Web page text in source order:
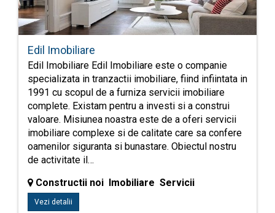
Edil Imobiliare
Edil Imobiliare Edil Imobiliare este o companie
specializata in tranzactii imobiliare, fiind infiintata in
1991 cu scopul de a furniza servicii imobiliare
complete. Existam pentru a investi si a construi
valoare. Misiunea noastra este de a oferi servicii
imobiliare complexe si de calitate care sa confere
oamenilor siguranta si bunastare. Obiectul nostru
de activitate il…
Constructii noi Imobiliare Servicii
Vezi detalii